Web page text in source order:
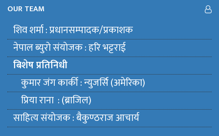
OUR TEAM
शिव शर्मा : प्रधानसम्पादक/प्रकाशक
नेपाल ब्युराे संयाेजक : हरि भट्टराई
बिशेष प्रतिनिधी
कुमार जंग कार्की : न्युजर्सि (अमेरिका)
प्रिया राना : (ब्राजिल)
साहित्य संयाेजक : बैकुण्ठराज आचार्य